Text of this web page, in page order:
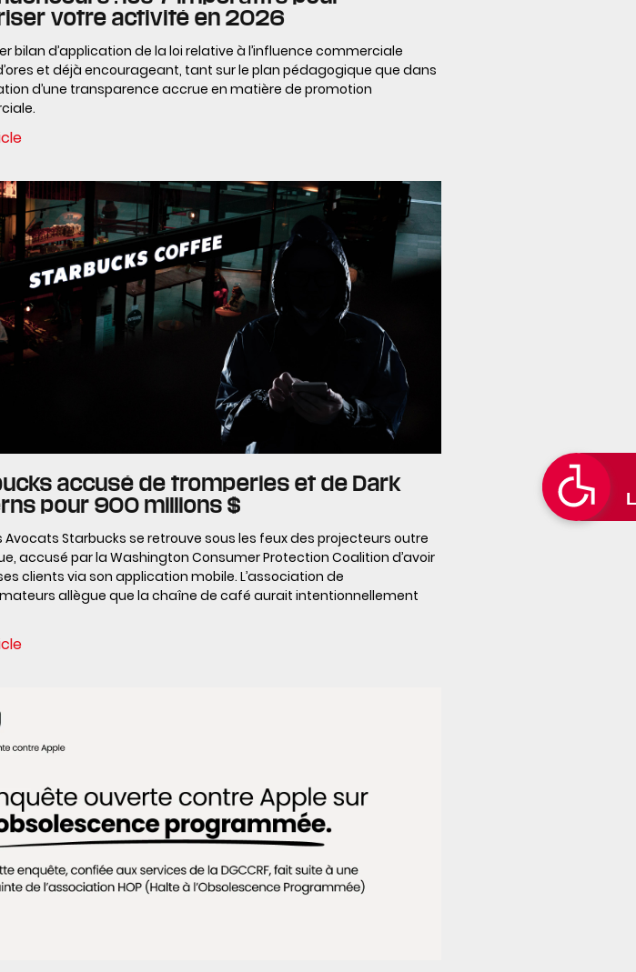
votre activité en 2026
bilan d’application de la loi relative à l’influence commerciale
et déjà encourageant, tant sur le plan pédagogique que dans
d’une transparence accrue en matière de promotion
accusé de tromperies et de Dark
pour 900 millions $
Avocats Starbucks se retrouve sous les feux des projecteurs outre
accusé par la Washington Consumer Protection Coalition d’avoir
clients via son application mobile. L’association de
allègue que la chaîne de café aurait intentionnellement